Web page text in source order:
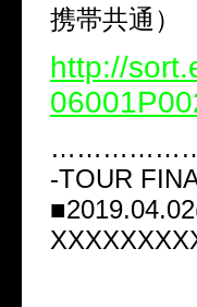
携帯共通）
http://
-TOUR